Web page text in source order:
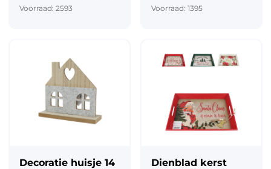
Voorraad: 2593 Voorraad: 1395
Decoratie huisje 14
Dienblad kerst